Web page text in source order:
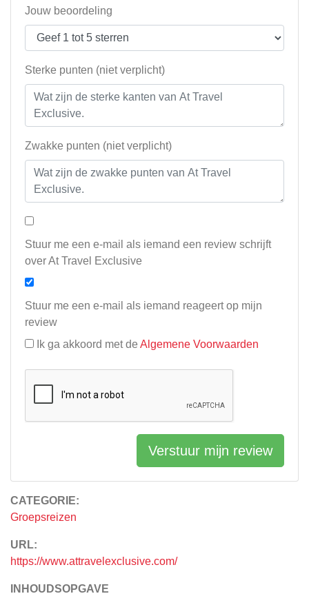
CATEGORIE:
Groepsreizen
URL:
https://www.attravelexclusive.com/
INHOUDSOPGAVE
Jouw beoordeling
Sterke punten (niet verplicht)
Zwakke punten (niet verplicht)
Stuur me een e-mail als iemand een review schrijft
over At Travel Exclusive
Stuur me een e-mail als iemand reageert op mijn
review
Ik ga akkoord met de Algemene Voorwaarden
Verstuur mijn review